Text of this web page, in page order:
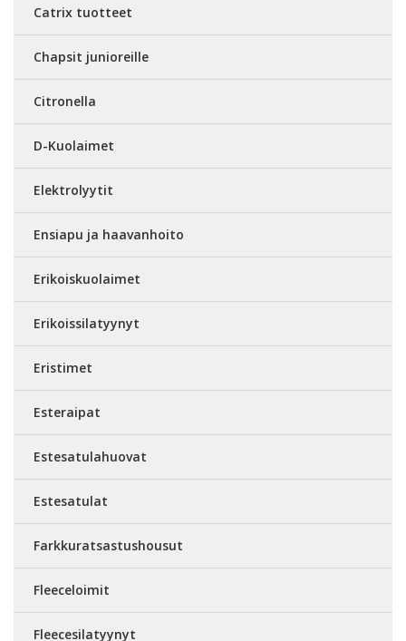
Catrix tuotteet
Chapsit junioreille
Citronella
D-Kuolaimet
Elektrolyytit
Ensiapu ja haavanhoito
Erikoiskuolaimet
Erikoissilatyynyt
Eristimet
Esteraipat
Estesatulahuovat
Estesatulat
Farkkuratsastushousut
Fleeceloimit
Fleecesilatyynyt